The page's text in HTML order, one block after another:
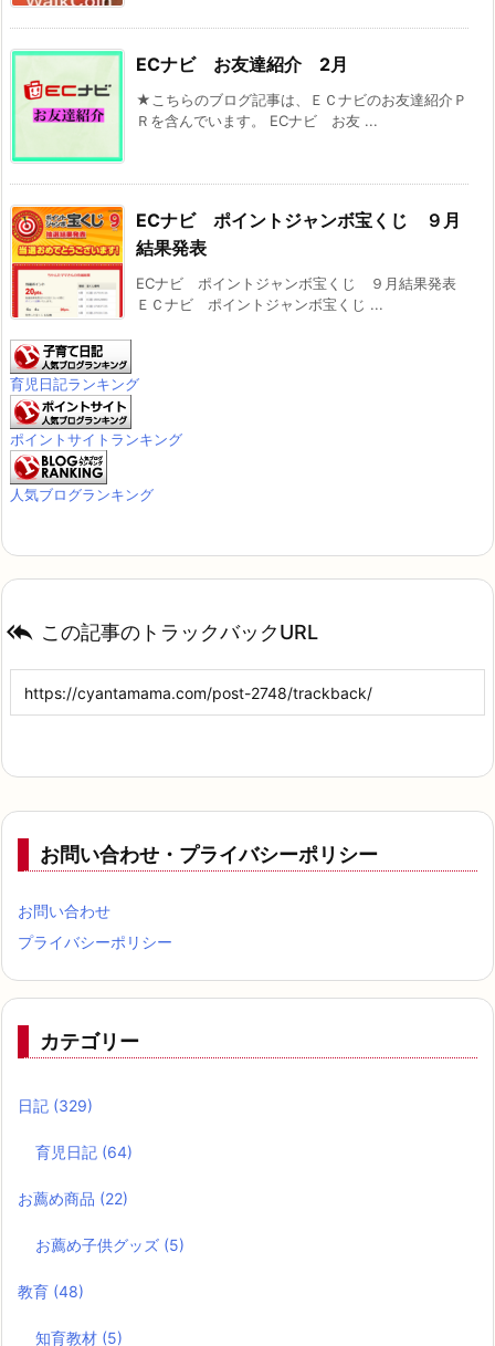
ECナビ お友達紹介 2月
★こちらのブログ記事は、ＥＣナビのお友達紹介Ｐ
Ｒを含んでいます。 ECナビ お友 ...
ECナビ ポイントジャンボ宝くじ ９月
結果発表
ECナビ ポイントジャンボ宝くじ ９月結果発表
ＥＣナビ ポイントジャンボ宝くじ ...
育児日記ランキング
ポイントサイトランキング
人気ブログランキング
 この記事のトラックバックURL
お問い合わせ・プライバシーポリシー
お問い合わせ
プライバシーポリシー
カテゴリー
日記 (329)
育児日記 (64)
お薦め商品 (22)
お薦め子供グッズ (5)
教育 (48)
知育教材 (5)